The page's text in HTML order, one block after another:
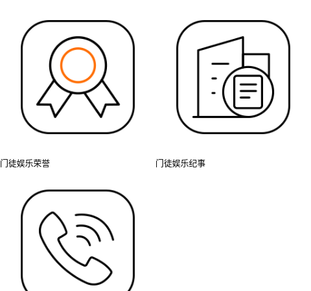
门徒娱乐荣誉 门徒娱乐纪事